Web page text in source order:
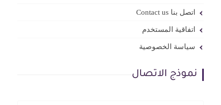
اتصل بنا Contact us
اتفاقية المستخدم
سياسة الخصوصية
نموذج الاتصال